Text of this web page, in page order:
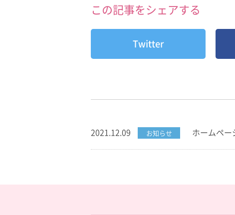
この記事をシェアする
Twitter
2021.12.09 お知らせ ホームペー